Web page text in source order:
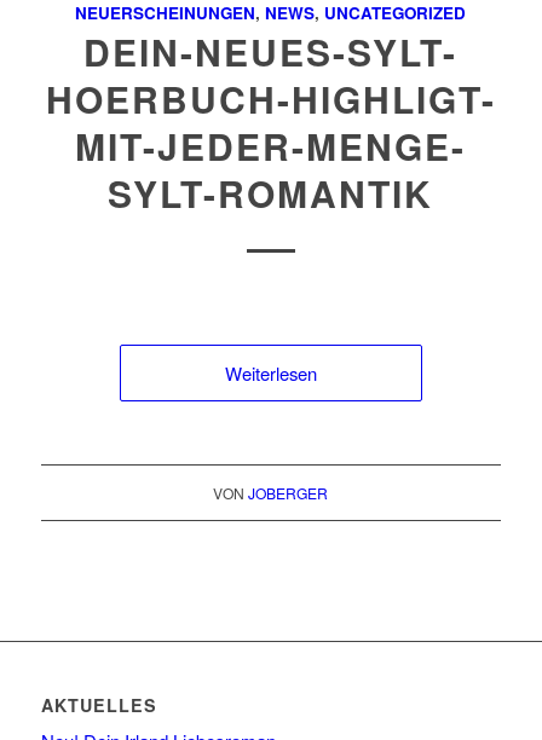
NEUERSCHEINUNGEN, NEWS, UNCATEGORIZED
DEIN-NEUES-SYLT-
HOERBUCH-HIGHLIGT-
MIT-JEDER-MENGE-
SYLT-ROMANTIK
Weiterlesen
VONJOBERGER
AKTUELLES